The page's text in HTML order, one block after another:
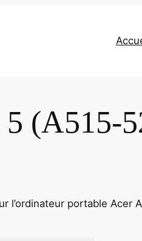
5 (A515-
l’ordinateur portable Acer